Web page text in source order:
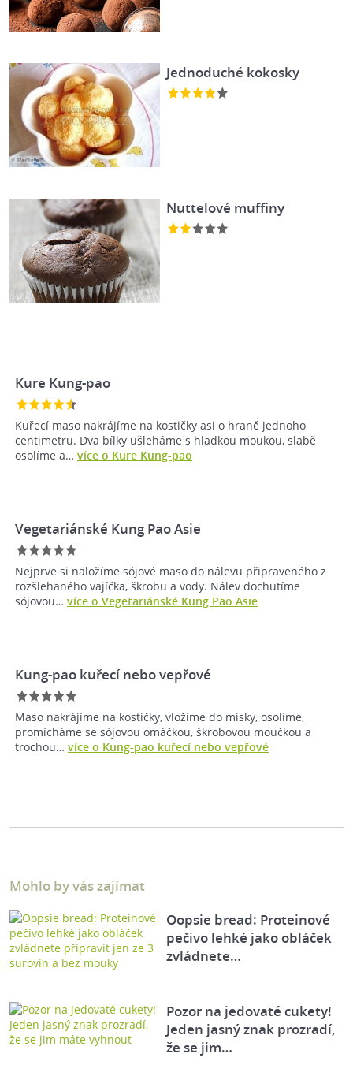
Jednoduché kokosky
Nuttelové muffiny
Kure Kung-pao
Kuřecí maso nakrájíme na kostičky asi o hraně jednoho
centimetru. Dva bílky ušleháme s hladkou moukou, slabě
osolíme a… více o Kure Kung-pao
Vegetariánské Kung Pao Asie
Nejprve si naložíme sójové maso do nálevu připraveného z
rozšlehaného vajíčka, škrobu a vody. Nálev dochutíme
sójovou… více o Vegetariánské Kung Pao Asie
Kung-pao kuřecí nebo vepřové
Maso nakrájíme na kostičky, vložíme do misky, osolíme,
promícháme se sójovou omáčkou, škrobovou moučkou a
trochou… více o Kung-pao kuřecí nebo vepřové
Mohlo by vás zajímat
Oopsie bread: Proteinové
pečivo lehké jako obláček
zvládnete…
Pozor na jedovaté cukety!
Jeden jasný znak prozradí,
že se jim…